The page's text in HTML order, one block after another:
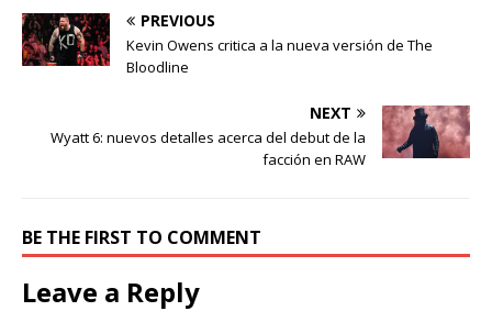
PREVIOUS
Kevin Owens critica a la nueva versión de The
Bloodline
NEXT
Wyatt 6: nuevos detalles acerca del debut de la
facción en RAW
BE THE FIRST TO COMMENT
Leave a Reply